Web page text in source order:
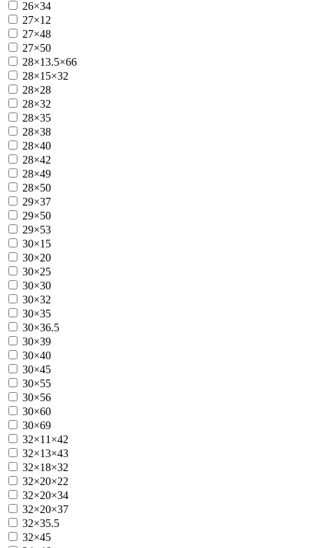
26×34
27×12
27×48
27×50
28×13.5×66
28×15×32
28×28
28×32
28×35
28×38
28×40
28×42
28×49
28×50
29×37
29×50
29×53
30×15
30×20
30×25
30×30
30×32
30×35
30×36.5
30×39
30×40
30×45
30×55
30×56
30×60
30×69
32×11×42
32×13×43
32×18×32
32×20×22
32×20×34
32×20×37
32×35.5
32×45